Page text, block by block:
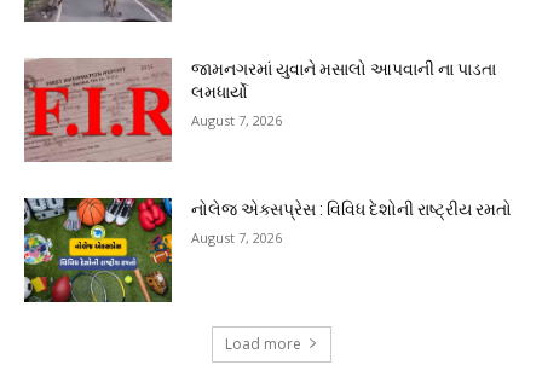
જામનગરમાં યુવાને મસાલો આપવાની ના પાડતા
લમધાર્યો
August 7, 2026
નોલેજ એક્સપ્રેસ : વિવિધ દેશોની રાષ્ટ્રીય રમતો
August 7, 2026
Load more